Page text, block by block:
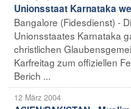
Unionsstaat Karnataka
Bangalore (Fidesdienst) -
Unionsstaates Karnataka
christlichen
Karfreitag zum offiziellen
Berich ...
12 März 2004